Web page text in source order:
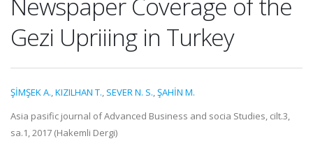
Gezi Upriiing in Turkey
ŞİMŞEK A.,KIZILHAN T., SEVER N. S.,ŞAHİN M.
Asia pasific journal of Advanced Business and socia Studies, cilt.3,
sa.1, 2017 (Hakemli Dergi)